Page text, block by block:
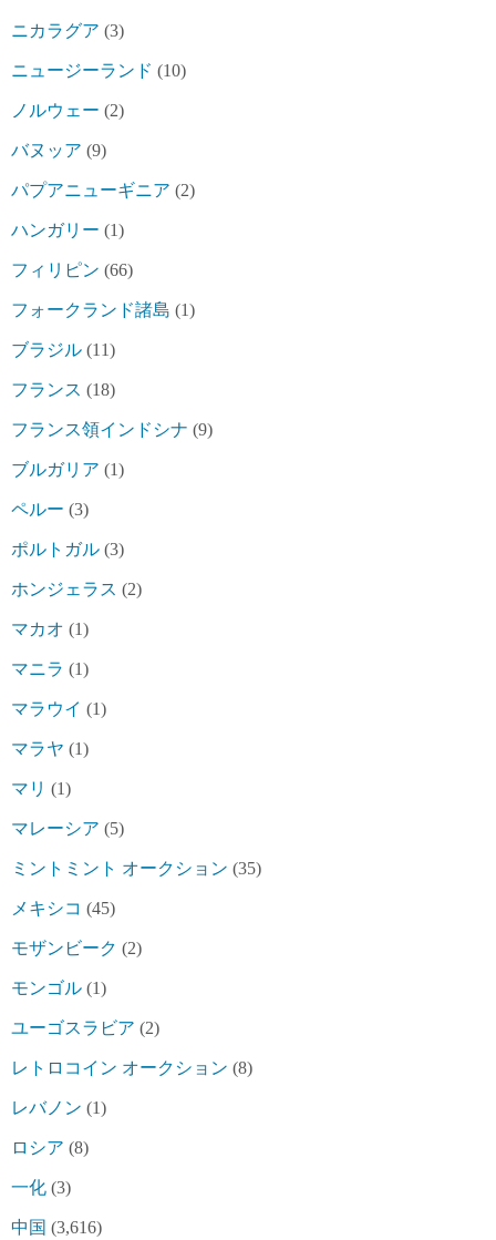
ニカラグア (3)
ニュージーランド (10)
ノルウェー (2)
バヌッア (9)
パプアニューギニア (2)
ハンガリー (1)
フィリピン (66)
フォークランド諸島 (1)
ブラジル (11)
フランス (18)
フランス領インドシナ (9)
ブルガリア (1)
ペルー (3)
ポルトガル (3)
ホンジェラス (2)
マカオ (1)
マニラ (1)
マラウイ (1)
マラヤ (1)
マリ (1)
マレーシア (5)
ミントミント オークション (35)
メキシコ (45)
モザンビーク (2)
モンゴル (1)
ユーゴスラビア (2)
レトロコイン オークション (8)
レバノン (1)
ロシア (8)
一化 (3)
中国 (3,616)